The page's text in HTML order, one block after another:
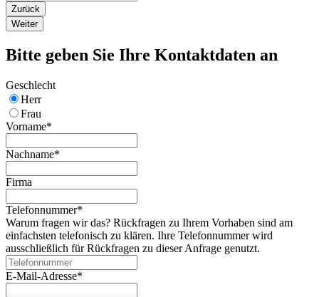
Zurück
Weiter
Bitte geben Sie Ihre Kontaktdaten an
Geschlecht
Herr
Frau
Vorname*
Nachname*
Firma
Telefonnummer*
Warum fragen wir das? Rückfragen zu Ihrem Vorhaben sind am
einfachsten telefonisch zu klären. Ihre Telefonnummer wird
ausschließlich für Rückfragen zu dieser Anfrage genutzt.
E-Mail-Adresse*